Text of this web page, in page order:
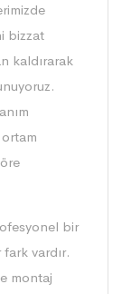
bizzat
kaldırarak
bir
vardır.
montaj